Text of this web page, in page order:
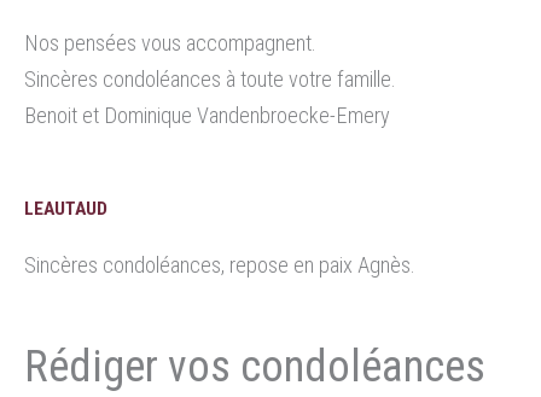
Nos pensées vous accompagnent.
Sincères condoléances à toute votre famille.
Benoit et Dominique Vandenbroecke-Emery
LEAUTAUD
Sincères condoléances, repose en paix Agnès.